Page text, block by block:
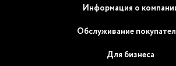
Информация о
Обслуживание
Для бизнеса